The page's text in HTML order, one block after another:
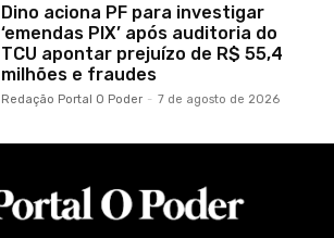
Dino aciona PF para investigar
‘emendas PIX’ após auditoria do
TCU apontar prejuízo de R$ 55,4
milhões e fraudes
Redação Portal O Poder - 7 de agosto de 2026